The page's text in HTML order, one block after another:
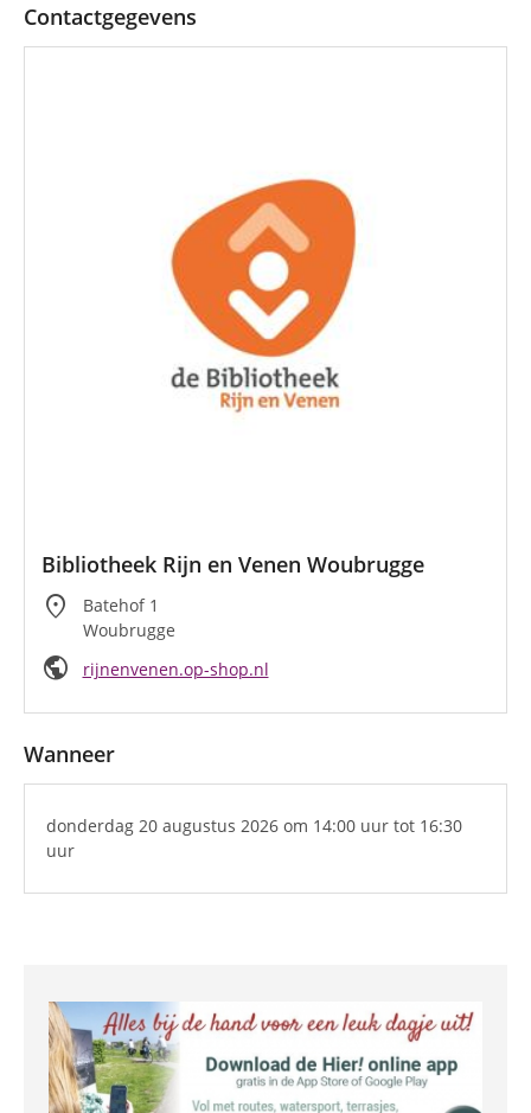
Contactgegevens
Bibliotheek Rijn en Venen Woubrugge
location_on
Batehof 1
Woubrugge
public rijnenvenen.op-shop.nl
Wanneer
donderdag 20 augustus 2026 om 14:00 uur tot 16:30
uur